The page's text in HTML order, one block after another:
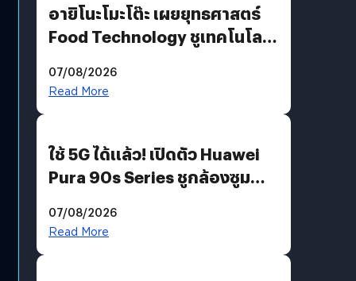
อายิโนะโมะโต๊ะ เผยยุทธศาสตร์
Food Technology ชูเทคโนโลยี
บริโภคและ B2B
07/08/2026
Read More
ใช้ 5G ได้แล้ว! เปิดตัว Huawei
Pura 90s Series ชูกล้องซูม
07/08/2026
Read More